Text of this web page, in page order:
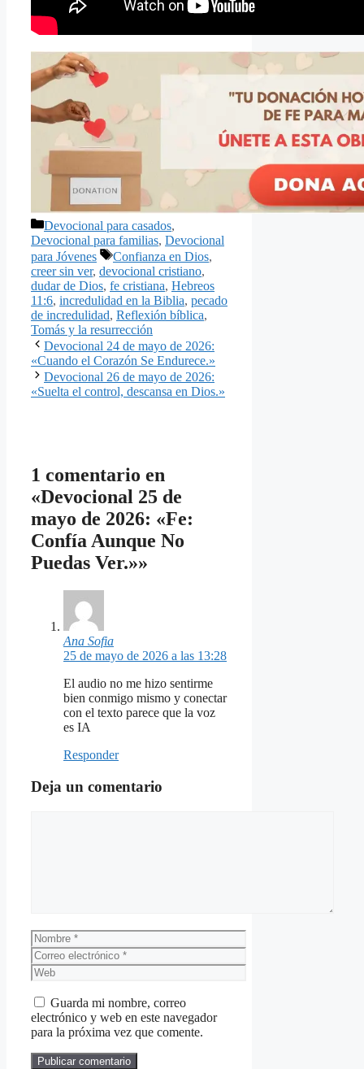
Categorías
Devocional para casados,
Devocional para familias, Devocional
para Jóvenes
Etiquetas
Confianza en Dios,
creer sin ver, devocional cristiano,
dudar de Dios, fe cristiana, Hebreos
11:6, incredulidad en la Biblia, pecado
de incredulidad, Reflexión bíblica,
Tomás y la resurrección
Devocional 24 de mayo de 2026:
«Cuando el Corazón Se Endurece.»
Devocional 26 de mayo de 2026:
«Suelta el control, descansa en Dios.»
1 comentario en
«Devocional 25 de
mayo de 2026: «Fe:
Confía Aunque No
Puedas Ver.»»
Ana Sofia
25 de mayo de 2026 a las 13:28
El audio no me hizo sentirme
bien conmigo mismo y conectar
con el texto parece que la voz
es IA
Responder
Deja un comentario
Nombre
Correo
electrónico
Web
Guarda mi nombre, correo
electrónico y web en este navegador
para la próxima vez que comente.